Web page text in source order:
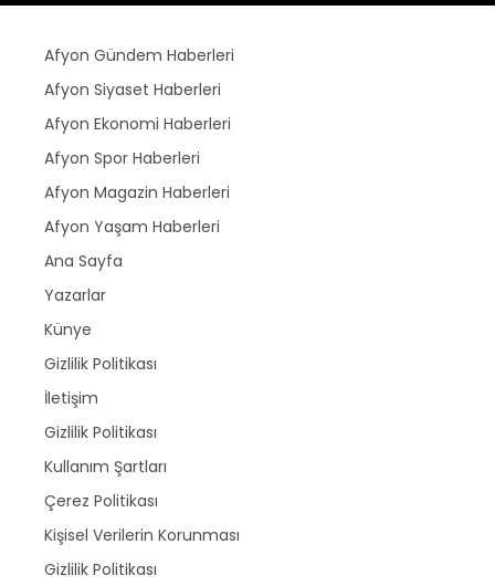
Afyon Gündem Haberleri
Afyon Siyaset Haberleri
Afyon Ekonomi Haberleri
Afyon Spor Haberleri
Afyon Magazin Haberleri
Afyon Yaşam Haberleri
Ana Sayfa
Yazarlar
Künye
Gizlilik Politikası
İletişim
Gizlilik Politikası
Kullanım Şartları
Çerez Politikası
Kişisel Verilerin Korunması
Gizlilik Politikası